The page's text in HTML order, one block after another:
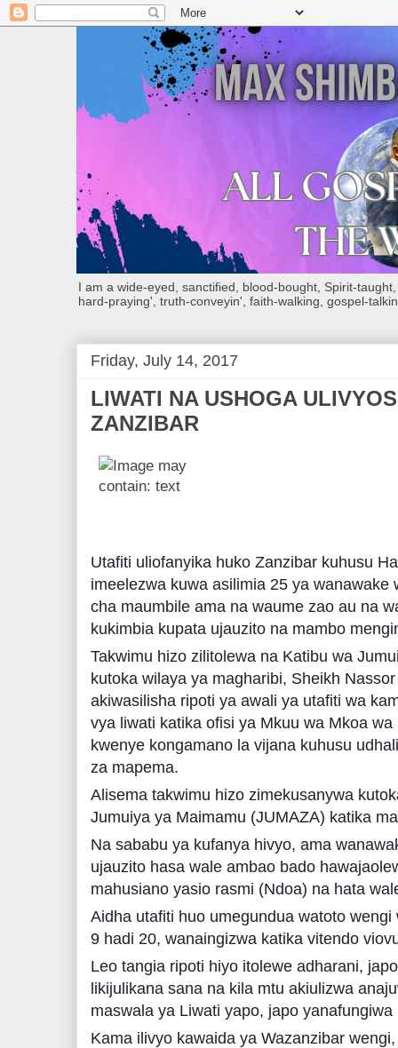
I am a wide-eyed, sanctified, blood-bought, Spirit-
hard-praying', truth-conveyin', faith-walking, gospel-
Friday, July 14, 2017
LIWATI NA USHOGA
ZANZIBAR
Utafiti uliofanyika huko Zanzibar kuhusu
imeelezwa kuwa asilimia 25 ya wanawake
cha maumbile ama na waume zao au na
kukimbia kupata ujauzito na mambo
Takwimu hizo zilitolewa na Katibu wa
kutoka wilaya ya magharibi, Sheikh
akiwasilisha ripoti ya awali ya utafiti wa
vya liwati katika ofisi ya Mkuu wa Mkoa
kwenye kongamano la vijana kuhusu
za mapema.
Alisema takwimu hizo zimekusanywa
Jumuiya ya Maimamu (JUMAZA) katika
Na sababu ya kufanya hivyo, ama
ujauzito hasa wale ambao bado
mahusiano yasio rasmi (Ndoa) na hata
Aidha utafiti huo umegundua watoto
9 hadi 20, wanaingizwa katika vitendo
Leo tangia ripoti hiyo itolewe adharani,
likijulikana sana na kila mtu akiulizwa
maswala ya Liwati yapo, japo yanafungiwa
Kama ilivyo kawaida ya Wazanzibar